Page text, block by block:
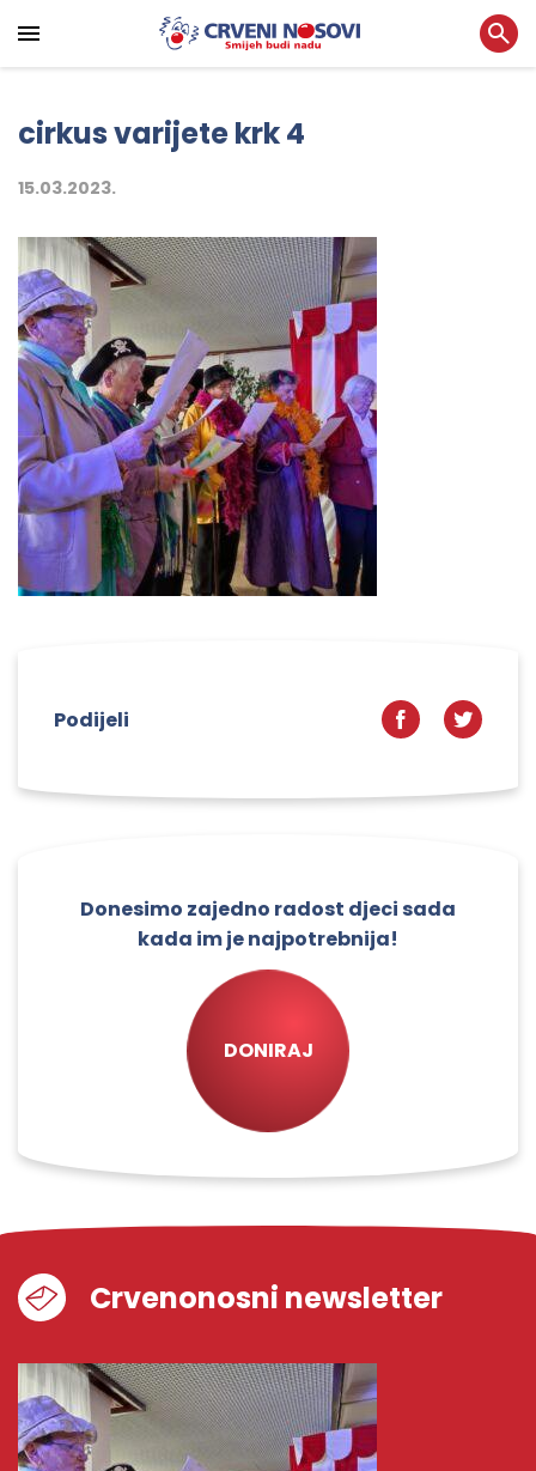
cirkus varijete krk 4
15.03.2023.
Podijeli
Donesimo zajedno radost djeci sada
kada im je najpotrebnija!
DONIRAJ
Crvenonosni newsletter